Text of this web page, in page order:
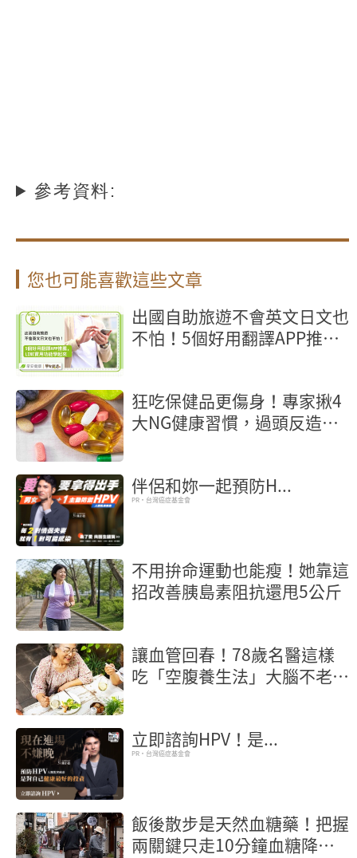
參考資料:
您也可能喜歡這些文章
出國自助旅遊不會英文日文也
不怕！5個好用翻譯APP推
狂吃保健品更傷身！專家揪4
大NG健康習慣，過頭反造成
伴侶和妳一起預防H...
PR・台灣癌症基金會
不用拚命運動也能瘦！她靠這
招改善胰島素阻抗還甩5公斤
讓血管回春！78歲名醫這樣
吃「空腹養生法」大腦不老又
立即諮詢HPV！是...
PR・台灣癌症基金會
飯後散步是天然血糖藥！把握
兩關鍵只走10分鐘血糖降幅